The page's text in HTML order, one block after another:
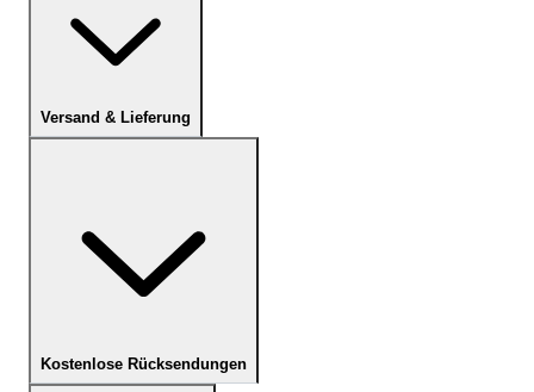
Versand & Lieferung
Kostenlose Rücksendungen